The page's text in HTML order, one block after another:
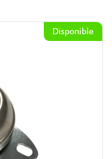
Disponible